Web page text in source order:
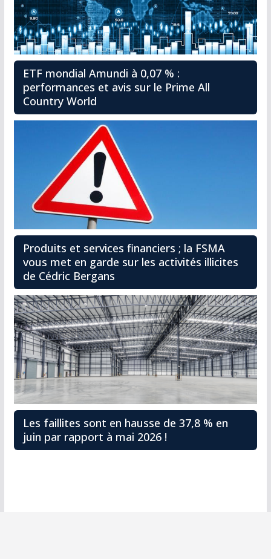
ETF mondial Amundi à 0,07 % :
performances et avis sur le Prime All
Country World
Produits et services financiers ; la FSMA
vous met en garde sur les activités illicites
de Cédric Bergans
Les faillites sont en hausse de 37,8 % en
juin par rapport à mai 2026 !